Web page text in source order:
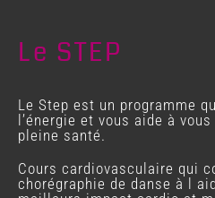
Le STEP
Le Step est un programme
l’énergie et vous aide à
pleine santé.
Cours cardiovasculaire qui
chorégraphie de danse à l